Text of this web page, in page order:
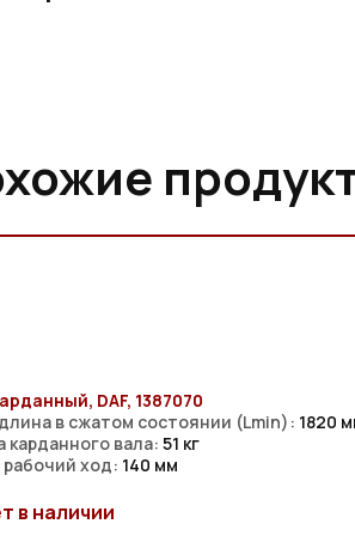
DAF, 1387070
в сжатом состоянии (Lmin): 1820
карданного вала: 51 кг
рабочий ход: 140 мм
в наличии